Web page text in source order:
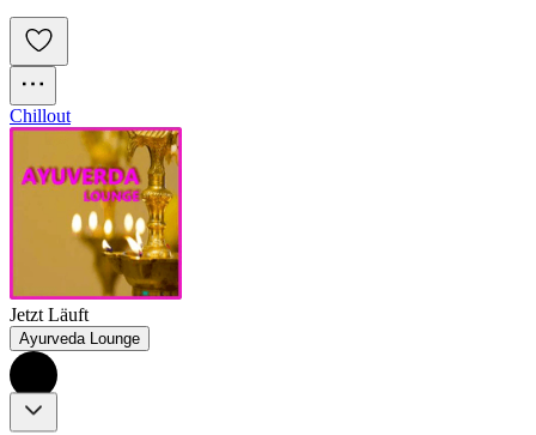
Chillout
Jetzt Läuft
Ayurveda Lounge